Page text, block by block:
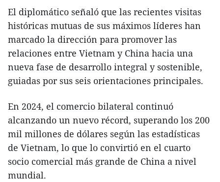
El diplomático señaló que las recientes visitas
históricas mutuas de sus máximos líderes han
marcado la dirección para promover las
relaciones entre Vietnam y China hacia una
nueva fase de desarrollo integral y sostenible,
guiadas por sus seis orientaciones principales.
En 2024, el comercio bilateral continuó
alcanzando un nuevo récord, superando los 200
mil millones de dólares según las estadísticas
de Vietnam, lo que lo convirtió en el cuarto
socio comercial más grande de China a nivel
mundial.